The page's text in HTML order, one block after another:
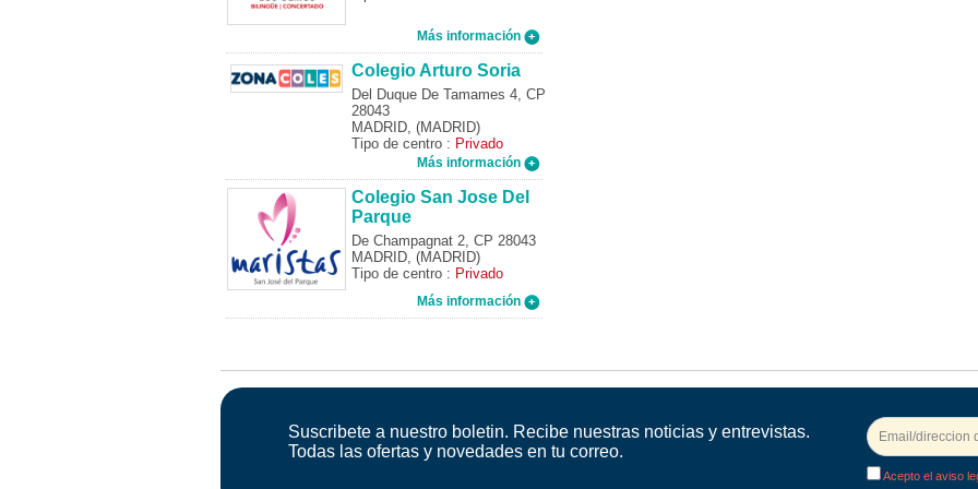
Más información
Colegio Arturo Soria
Del Duque De Tamames 4, CP
28043
MADRID, (MADRID)
Tipo de centro : Privado
Más información
Colegio San Jose Del
Parque
De Champagnat 2, CP 28043
MADRID, (MADRID)
Tipo de centro : Privado
Más información
Suscribete a nuestro boletin. Recibe nuestras noticias y entrevistas.
Todas las ofertas y novedades en tu correo.
Acepto el aviso